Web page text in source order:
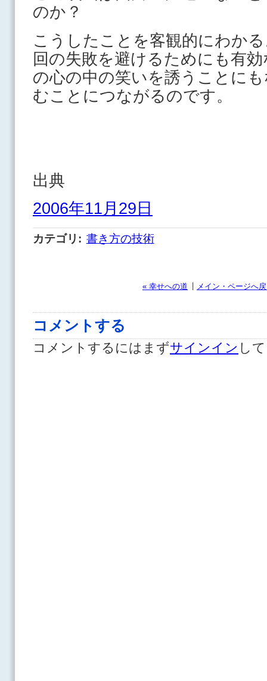
のか？
こうしたことを客観的にわか
回の失敗を避けるためにも有
の心の中の笑いを誘うことに
むことにつながるのです。
出典
2006年11月29日
カテゴリ : 書き方の技術
« 幸せへの道 メイン・ページへ
コメントする
コメントするにはまずサインイン し